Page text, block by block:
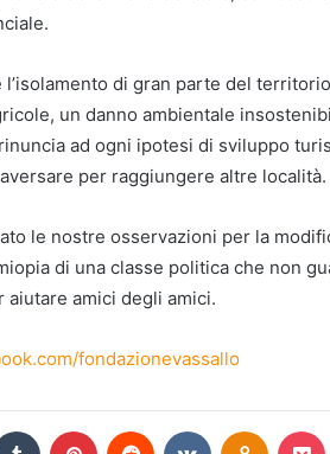
di gran parte del
un danno ambientale
ad ogni ipotesi di sviluppo
per raggiungere altre località.
le nostre osservazioni per la
di una classe politica che non
amici degli amici.
fondazionevassallo
Tumblr Pinterest Reddit VKontakte